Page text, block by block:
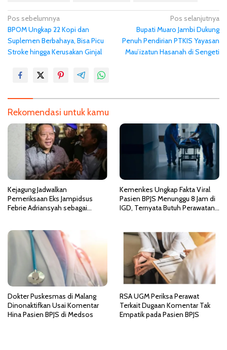
N
a
v
i
Pos sebelumnya
BPOM Ungkap 22 Kopi dan
Suplemen Berbahaya, Bisa Picu
Stroke hingga Kerusakan Ginjal
Pos selanjutnya
Bupati Muaro Jambi Dukung
Penuh Pendirian PTKIS Yayasan
Mau’izatun Hasanah di Sengeti
Rekomendasi untuk kamu
Kejagung Jadwalkan
Pemeriksaan Eks Jampidsus
Febrie Adriansyah sebagai
Kemenkes Ungkap Fakta Viral
Pasien BPJS Menunggu 8 Jam di
IGD, Ternyata Butuh Perawatan
Dokter Puskesmas di Malang
Dinonaktifkan Usai Komentar
Hina Pasien BPJS di Medsos
RSA UGM Periksa Perawat
Terkait Dugaan Komentar Tak
Empatik pada Pasien BPJS